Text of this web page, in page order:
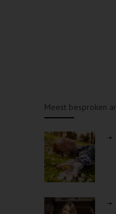
Meest besproken